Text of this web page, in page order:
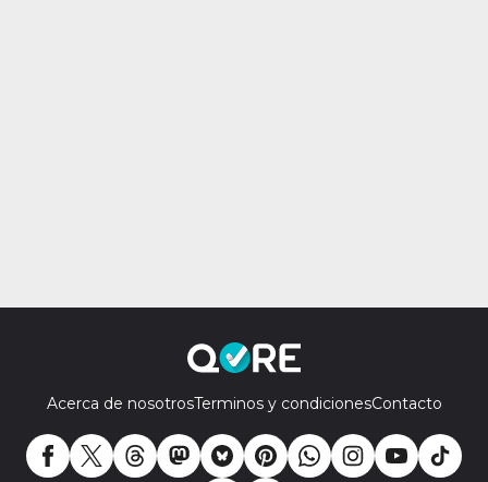
Acerca de nosotrosTerminos y condicionesContacto